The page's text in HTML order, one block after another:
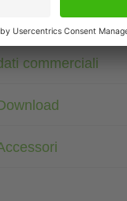
Dati del cavo
commerciali